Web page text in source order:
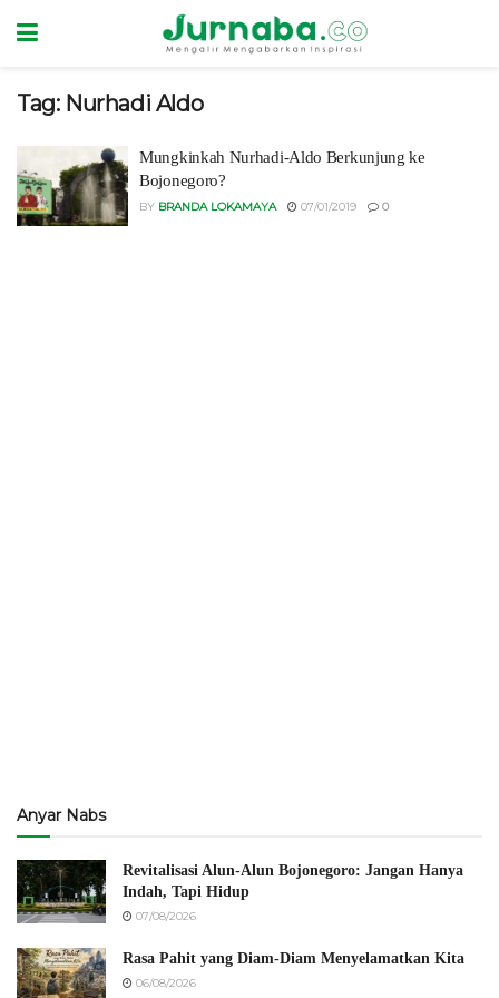
Tag: Nurhadi Aldo
Mungkinkah Nurhadi-Aldo Berkunjung ke
Bojonegoro?
BY BRANDA LOKAMAYA 07/01/2019 0
Anyar Nabs
Revitalisasi Alun-Alun Bojonegoro: Jangan Hanya
Indah, Tapi Hidup
07/08/2026
Rasa Pahit yang Diam-Diam Menyelamatkan Kita
06/08/2026